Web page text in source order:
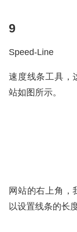
9
Speed-Line
速度线条工具，
站如图所示。
网站的右上角，
以设置线条的长